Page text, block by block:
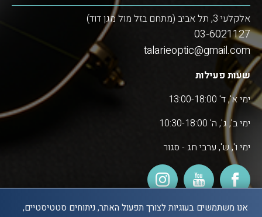
אלקלעי 3, תל אביב (מתחם בזל מול מגן דוד)
03-6021127
talarieoptic@gmail.com
שעות פעילות
ימי א', ד' 13:00-18:00
ימי ב', ג', ה' 10:30-18:00
ימי ו', ש', ערבי חג - סגור
אנו משתמשים בעוגיות לצורך תפעול האתר, ניתוחים סטטיסטיים,